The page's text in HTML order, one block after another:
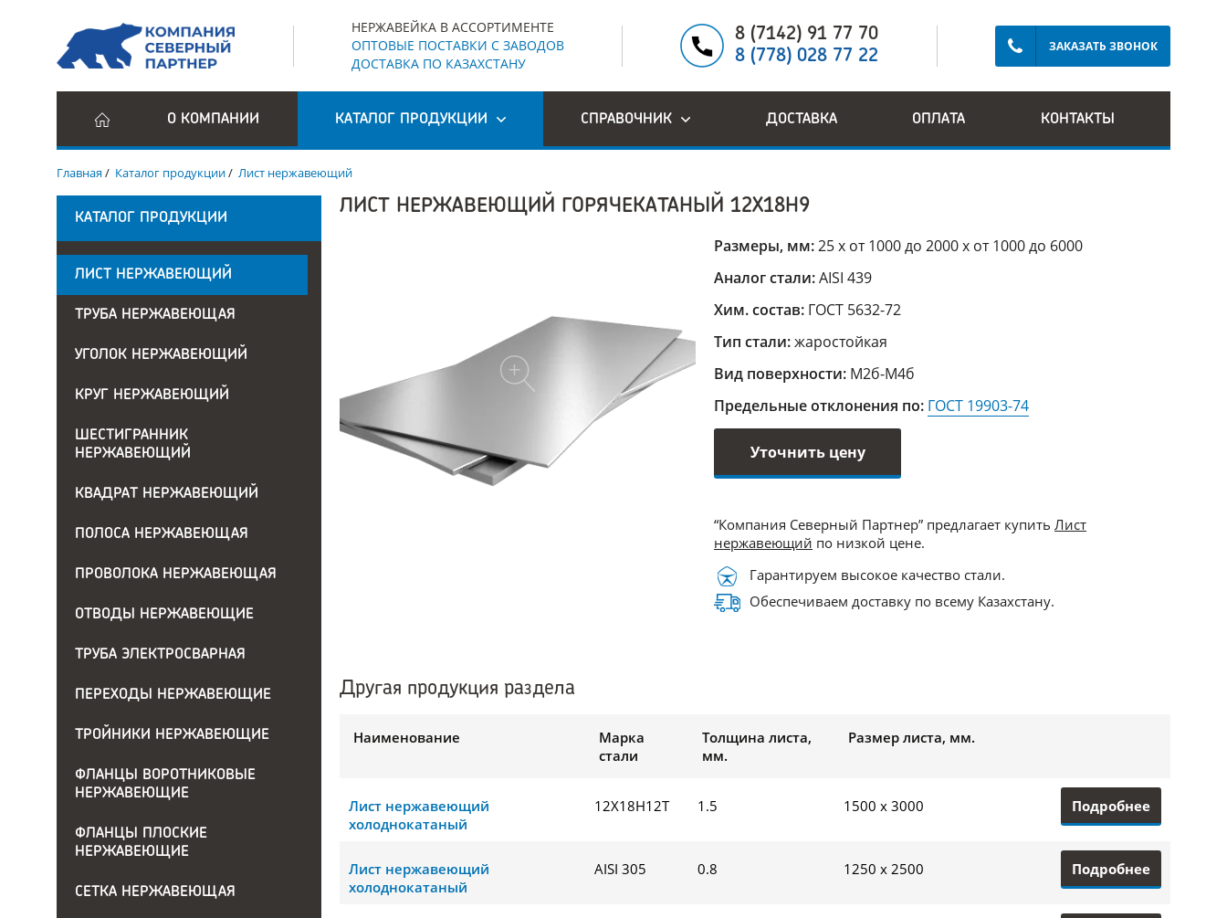
НЕРЖАВЕЙКА В АССОРТИМЕНТЕ
ОПТОВЫЕ ПОСТАВКИ С ЗАВОДОВ
ДОСТАВКА ПО КАЗАХСТАНУ
8 (7142) 91 77 70
8 (778) 028 77 22
ЗАКАЗАТЬ ЗВОНОК
О КОМПАНИИ КАТАЛОГ ПРОДУКЦИИ СПРАВОЧНИК ДОСТАВКА ОПЛАТА КОНТАКТЫ
Главная/ Каталог продукции/ Лист нержавеющий
КАТАЛОГ ПРОДУКЦИИ
ЛИСТ НЕРЖАВЕЮЩИЙ
ТРУБА НЕРЖАВЕЮЩАЯ
УГОЛОК НЕРЖАВЕЮЩИЙ
КРУГ НЕРЖАВЕЮЩИЙ
ШЕСТИГРАННИК
НЕРЖАВЕЮЩИЙ
КВАДРАТ НЕРЖАВЕЮЩИЙ
ПОЛОСА НЕРЖАВЕЮЩАЯ
ПРОВОЛОКА НЕРЖАВЕЮЩАЯ
ОТВОДЫ НЕРЖАВЕЮЩИЕ
ТРУБА ЭЛЕКТРОСВАРНАЯ
ПЕРЕХОДЫ НЕРЖАВЕЮЩИЕ
ТРОЙНИКИ НЕРЖАВЕЮЩИЕ
ФЛАНЦЫ ВОРОТНИКОВЫЕ
НЕРЖАВЕЮЩИЕ
ФЛАНЦЫ ПЛОСКИЕ
НЕРЖАВЕЮЩИЕ
СЕТКА НЕРЖАВЕЮЩАЯ
ЛИСТ НЕРЖАВЕЮЩИЙ ГОРЯЧЕКАТАНЫЙ 12Х18Н9
Размеры, мм:25 х от 1000 до 2000 х от 1000 до 6000
Аналог стали:AISI 439
Хим. состав: ГОСТ 5632-72
Тип стали:жаростойкая
Вид поверхности: М2б-М4б
Предельные отклонения по: ГОСТ 19903-74
Уточнить цену
“Компания Северный Партнер” предлагает купить Лист
нержавеющий по низкой цене.
Гарантируем высокое качество стали.
Обеспечиваем доставку по всему Казахстану.
Другая продукция раздела
Наименование
Марка
стали
Толщина листа,
мм.
Размер листа, мм.
Лист нержавеющий
холоднокатаный
12Х18Н12Т 1.5 1500 x 3000 Подробнее
Лист нержавеющий
холоднокатаный
AISI 305 0.8 1250 x 2500 Подробнее